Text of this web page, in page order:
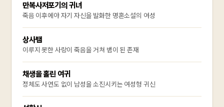
만복사저포기의 귀녀
죽음 이후에야 자기 자신을 발화한 명혼소설의 여성
상사뱀
이루지 못한 사랑이 죽음을 거쳐 뱀이 된 존재
채생을 홀린 여귀
정체도 사연도 없이 남성을 소진시키는 여성형 귀신